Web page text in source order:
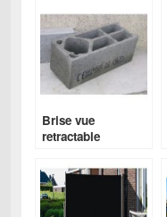
Brise vue
retractable